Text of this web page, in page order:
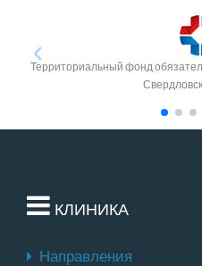
Территориальный фонд
КЛИНИКА
Направления